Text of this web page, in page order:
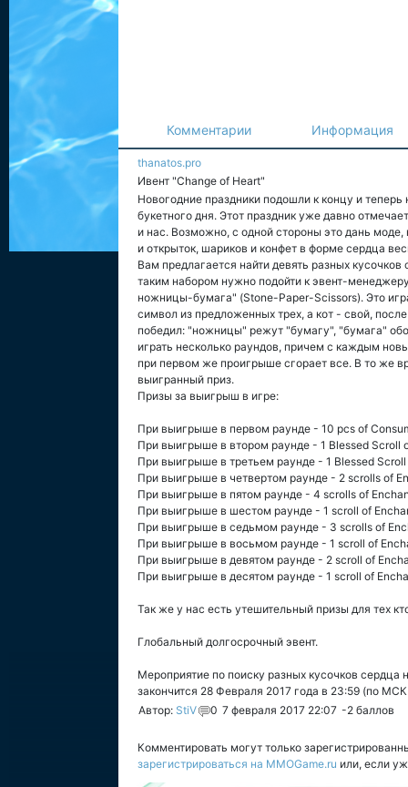
Комментарии Информация
thanatos.pro
Ивент "Change of Heart"
Новогодние праздники подошли к концу и
букетного дня. Этот праздник уже давно
и нас. Возможно, с одной стороны это дань
и открыток, шариков и конфет в форме сердца
Вам предлагается найти девять разных
таким набором нужно подойти к эвент-
ножницы-бумага" (Stone-Paper-Scissors). Это
символ из предложенных трех, а кот - свой,
победил: "ножницы" режут "бумагу", "бумага"
играть несколько раундов, причем с каждым
при первом же проигрыше сгорает все. В то же
выигранный приз.
Призы за выигрыш в игре:
При выигрыше в первом раунде - 10 pcs of
При выигрыше в втором раунде - 1 Blessed Scroll
При выигрыше в третьем раунде - 1 Blessed
При выигрыше в четвертом раунде - 2 scrolls of
При выигрыше в пятом раунде - 4 scrolls of
При выигрыше в шестом раунде - 1 scroll of
При выигрыше в седьмом раунде - 3 scrolls of
При выигрыше в восьмом раунде - 1 scroll of
При выигрыше в девятом раунде - 2 scroll of
При выигрыше в десятом раунде - 1 scroll of
Так же у нас есть утешительный призы для тех
Глобальный долгосрочный эвент.
Мероприятие по поиску разных кусочков
закончится 28 Февраля 2017 года в 23:59 (по
Автор: StiV 0 7 февраля 2017 22:07 -2 баллов
Комментировать могут только
зарегистрироваться на MMOGame.ru или, если